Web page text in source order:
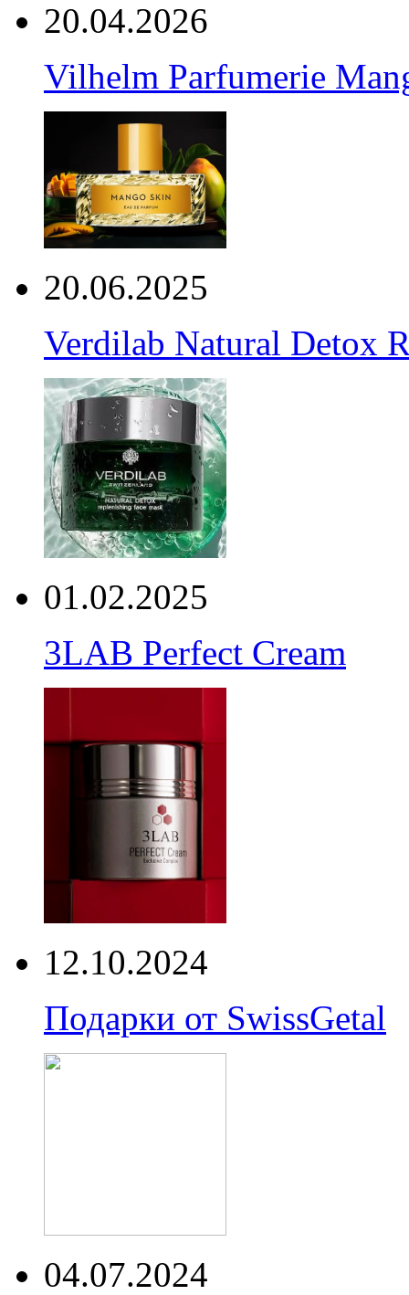
20.04.2026
Vilhelm Parfumerie
20.06.2025
Verdilab Natural Detox
01.02.2025
3LAB Perfect Cream
12.10.2024
Подарки от SwissGetal
04.07.2024